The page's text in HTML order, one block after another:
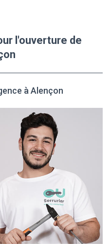
l'ouverture de
à Alençon